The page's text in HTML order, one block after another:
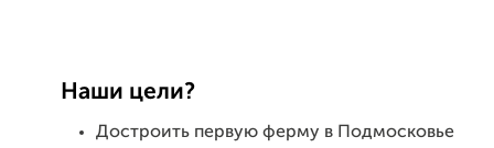
Наши цели?
Достроить первую ферму в Подмосковье